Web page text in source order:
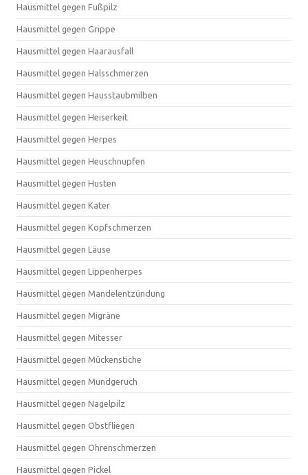
Hausmittel gegen Fußpilz
Hausmittel gegen Grippe
Hausmittel gegen Haarausfall
Hausmittel gegen Halsschmerzen
Hausmittel gegen Hausstaubmilben
Hausmittel gegen Heiserkeit
Hausmittel gegen Herpes
Hausmittel gegen Heuschnupfen
Hausmittel gegen Husten
Hausmittel gegen Kater
Hausmittel gegen Kopfschmerzen
Hausmittel gegen Läuse
Hausmittel gegen Lippenherpes
Hausmittel gegen Mandelentzündung
Hausmittel gegen Migräne
Hausmittel gegen Mitesser
Hausmittel gegen Mückenstiche
Hausmittel gegen Mundgeruch
Hausmittel gegen Nagelpilz
Hausmittel gegen Obstfliegen
Hausmittel gegen Ohrenschmerzen
Hausmittel gegen Pickel